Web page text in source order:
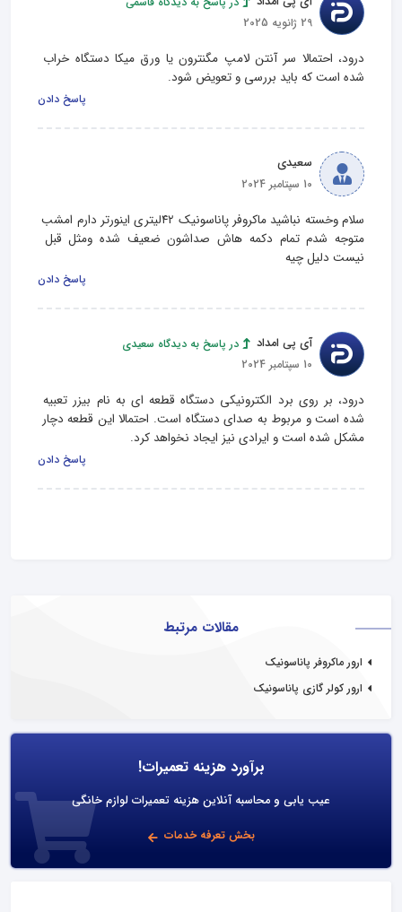
مقالات مرتبط
ارور ماکروفر پاناسونیک
ارور کولر گازی پاناسونیک
برآورد هزینه تعمیرات!
عیب یابی و محاسبه آنلاین هزینه تعمیرات لوازم خانگی
بخش تعرفه خدمات
29 ژانویه 2025
درود، احتمالا سر آنتن لامپ مگنترون یا ورق میکا دستگاه خراب
شده است که باید بررسی و تعویض شود.
پاسخ دادن
سعیدی
10 سپتامبر 2024
سلام وخسته نباشید ماکروفر پاناسونیک ۴۲لیتری اینورتر دارم امشب
متوجه شدم تمام دکمه هاش صداشون ضعیف شده ومثل قبل
نیست دلیل چیه
پاسخ دادن
آی پی امداد
در پاسخ به دیدگاه سعیدی
10 سپتامبر 2024
درود، بر روی برد الکترونیکی دستگاه قطعه ای به نام بیزر تعبیه
شده است و مربوط به صدای دستگاه است. احتمالا این قطعه دچار
مشکل شده است و ایرادی نیز ایجاد نخواهد کرد.
پاسخ دادن